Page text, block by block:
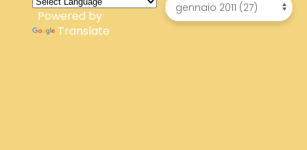
Powered by
Translate